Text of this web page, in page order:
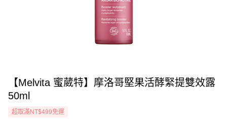
【Melvita 蜜葳特】摩洛哥堅果活酵緊提雙效露
50ml
超取滿NT$499免運